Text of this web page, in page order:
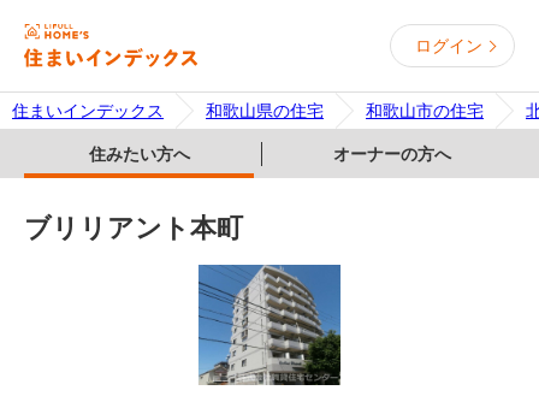
ログイン
住まいインデックス 和歌山県の住宅 和歌山市の住宅
住みたい方へ オーナーの方へ
ブリリアント本町